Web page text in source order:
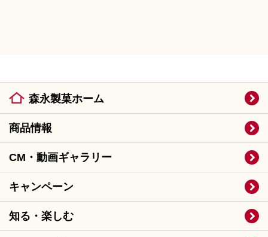
森永製菓ホーム
商品情報
CM・動画ギャラリー
キャンペーン
知る・楽しむ